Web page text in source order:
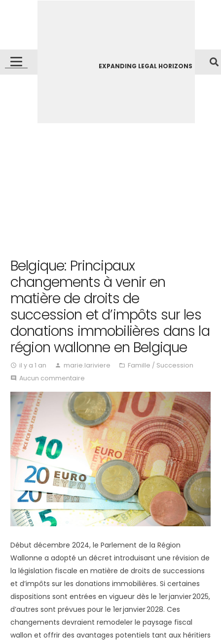
EXPANDING LEGAL HORIZONS
Belgique: Principaux
changements à venir en
matière de droits de
succession et d’impôts sur les
donations immobilières dans la
région wallonne en Belgique
access_time il y a 1 an person marie.lariviere folder_open Famille / Succession
comment Aucun commentaire
Début décembre 2024, le Parlement de la Région
Wallonne a adopté un décret introduisant une révision de
la législation fiscale en matière de droits de successions
et d’impôts sur les donations immobilières. Si certaines
dispositions sont entrées en vigueur dès le 1erjanvier 2025,
d’autres sont prévues pour le 1erjanvier 2028. Ces
changements devraient remodeler le paysage fiscal
wallon et offrir des avantages potentiels tant aux héritiers